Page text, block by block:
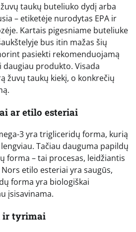
taukų buteliuko dydį arba
– etiketėje nurodytas EPA ir
Kartais pigesniame buteliuke
bus itin mažas šių
pasiekti rekomenduojamą
produkto. Visada
žuvų taukų kiekį, o konkrečių
ar etilo esteriai
3 yra trigliceridų forma, kurią
Tačiau dauguma papildų
forma – tai procesas, leidžiantis
etilo esteriai yra saugūs,
forma yra biologiškai
įsisavinama.
ir tyrimai